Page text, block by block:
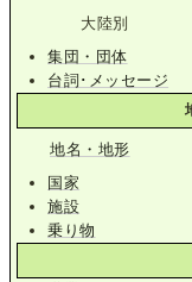
大陸別
集団・団体
台詞･メッセージ
地名・地形
国家
施設
乗り物